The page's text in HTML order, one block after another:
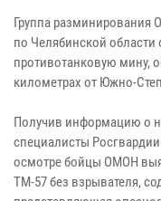
Группа разминирования
по Челябинской
противотанковую мину,
километрах от Южно-
Получив информацию о
специалисты
осмотре бойцы ОМОН
ТМ-57 без взрывателя,